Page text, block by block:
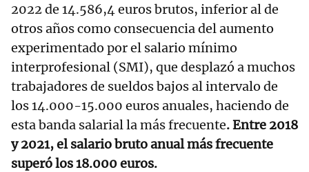
2022 de 14.586,4 euros brutos, inferior al de
otros años como consecuencia del aumento
experimentado por el salario mínimo
interprofesional (SMI), que desplazó a muchos
trabajadores de sueldos bajos al intervalo de
los 14.000-15.000 euros anuales, haciendo de
esta banda salarial la más frecuente. Entre 2018
y 2021, el salario bruto anual más frecuente
superó los 18.000 euros.